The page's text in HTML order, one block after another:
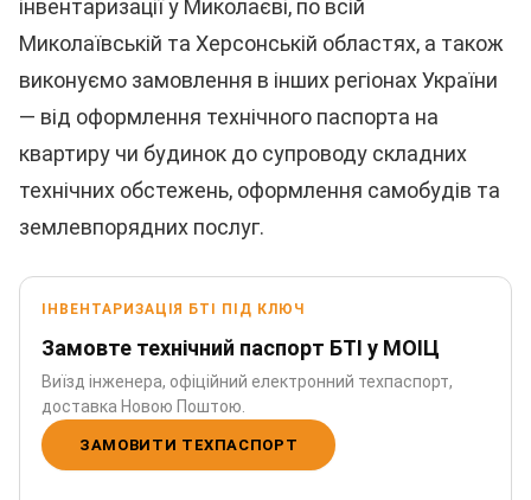
інвентаризації у Миколаєві, по всій
Миколаївській та Херсонській областях, а також
виконуємо замовлення в інших регіонах України
— від оформлення технічного паспорта на
квартиру чи будинок до супроводу складних
технічних обстежень, оформлення самобудів та
землевпорядних послуг.
ІНВЕНТАРИЗАЦІЯ БТІ ПІД КЛЮЧ
Замовте технічний паспорт БТІ у МОІЦ
Виїзд інженера, офіційний електронний техпаспорт,
доставка Новою Поштою.
ЗАМОВИТИ ТЕХПАСПОРТ